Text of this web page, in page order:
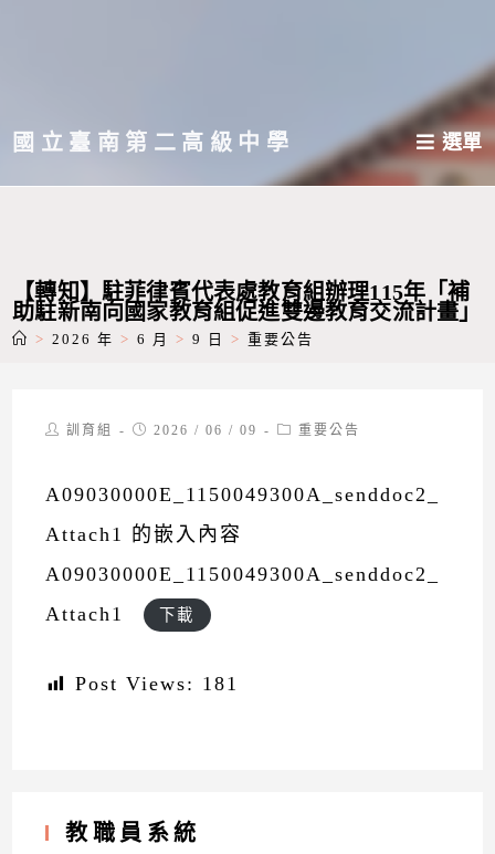
主國立臺南第二高級中學 選單
【轉知】駐菲律賓代表處教育組辦理115年「補
助駐新南向國家教育組促進雙邊教育交流計畫」
> 2026 年 > 6 月 > 9 日 > 重要公告
Post訓育組
Post2026 / 06 / 09
Post重要公告
A09030000E_1150049300A_senddoc2_
Attach1 的嵌入內容
A09030000E_1150049300A_senddoc2_
Attach1
下載
Post Views: 181
教職員系統